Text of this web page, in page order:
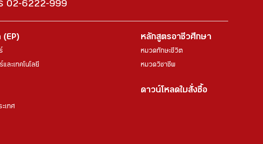
02-6222-999
(EP)
ละเทคโนโลยี
เทศ
หลักสูตรอาชีวศึกษา
หมวดทักษะชีวิต
หมวดวิชาชีพ
ดาวน์โหลดใบสั่งซื้อ